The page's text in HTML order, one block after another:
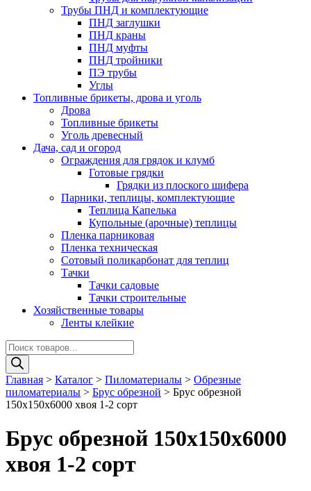
Трубы ПНД и комплектующие
ПНД заглушки
ПНД краны
ПНД муфты
ПНД тройники
ПЭ трубы
Углы
Топливные брикеты, дрова и уголь
Дрова
Топливные брикеты
Уголь древесный
Дача, сад и огород
Ограждения для грядок и клумб
Готовые грядки
Грядки из плоского шифера
Парники, теплицы, комплектующие
Теплица Капелька
Купольные (арочные) теплицы
Пленка парниковая
Пленка техническая
Сотовый поликарбонат для теплиц
Тачки
Тачки садовые
Тачки строительные
Хозяйственные товары
Ленты клейкие
Поиск
товаров
Главная > Каталог > Пиломатериалы > Обрезные
пиломатериалы > Брус обрезной > Брус обрезной
150х150х6000 хвоя 1-2 сорт
Брус обрезной 150х150х6000
хвоя 1-2 сорт